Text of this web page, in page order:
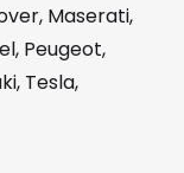
, Maserati,
, Peugeot,
, Tesla,